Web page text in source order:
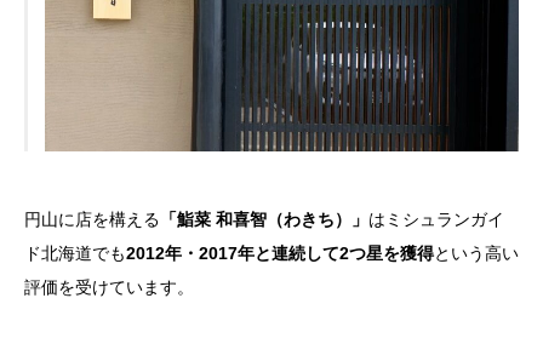
円山に店を構える 「鮨菜 和喜智（わきち）」 はミシュランガイ
ド北海道でも2012年・2017年と連続して2つ星を獲得という高い
評価を受けています。